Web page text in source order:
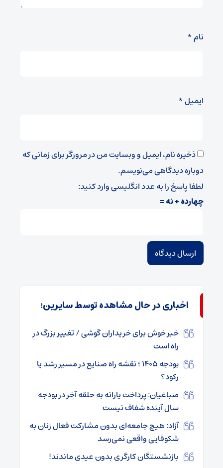
نام*
ایمیل*
ذخیره نام، ایمیل و وبسایت من در مرورگر برای زمانی که
دوباره دیدگاهی می‌نویسم.
لطفا پاسخ را به عدد انگلیسی وارد کنید:
چهارده + نه =
اخباری در حال مشاهده توسط سایرین؛
خبر خوش برای خریداران گوشی / تغییر بزرگ در
راه است
بودجه ۱۴۰۵ ؛ نقشه راه صنایع در مسیر رشد یا
رکود؟
صباغیان: پرداخت یارانه به حلقه آخر در بودجه
سال آینده شفاف نیست
آزاد: هیچ جامعه‌ای بدون مشارکت فعال زنان به
شکوفایی واقعی نمی‌رسد
بازنشستگان کارگری بدون عیدی ماندند!